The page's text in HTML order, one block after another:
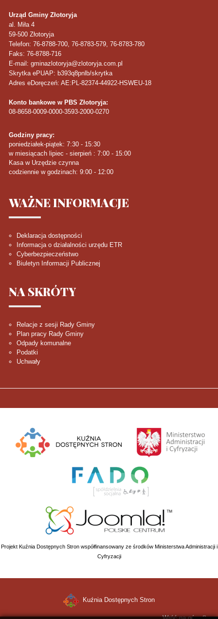
Urząd Gminy Złotoryja
al. Miła 4
59-500 Złotoryja
Telefon: 76-8788-700, 76-8783-579, 76-8783-780
Faks: 76-8788-716
E-mail: gminazlotoryja@zlotoryja.com.pl
Skrytka ePUAP: b393q8pnlb/skrytka
Adres eDoręczeń: AE:PL-82374-44922-HSWEU-18
Konto bankowe w PBS Złotoryja:
08-8658-0009-0000-3593-2000-0270
Godziny pracy:
poniedziałek-piątek: 7:30 - 15:30
w miesiącach lipiec - sierpień : 7:00 - 15:00
Kasa w Urzędzie czynna
codziennie w godzinach: 9:00 - 12:00
WAŻNEINFORMACJE
Deklaracja dostępności
Informacja o działalności urzędu ETR
Cyberbezpieczeństwo
Biuletyn Informacji Publicznej
NA SKRÓTY
Relacje z sesji Rady Gminy
Plan pracy Rady Gminy
Odpady komunalne
Podatki
Uchwały
Projekt Kuźnia Dostępnych Stron współfinansowany ze środków Ministerstwa Administracji i
Cyfryzacji
Kuźnia Dostępnych Stron